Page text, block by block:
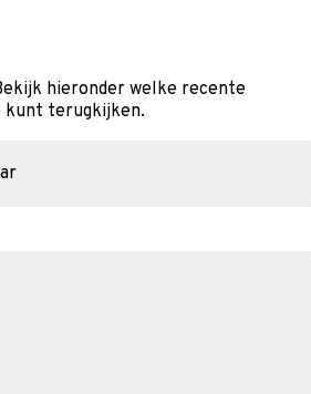
hieronder welke recente
kunt terugkijken.